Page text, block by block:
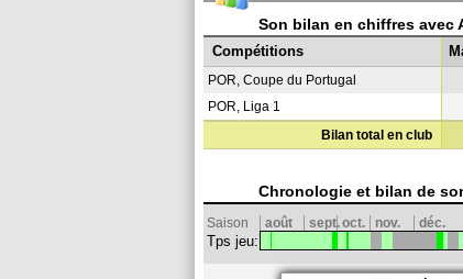
Son bilan en chiffres avec
Compétitions
POR, Coupe du Portugal
POR, Liga 1
Bilan total en club
Chronologie et bilan de
Saison août sept.oct. nov. déc.
Tps jeu: